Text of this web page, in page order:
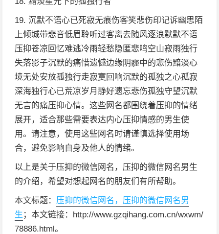
19. 沉默不语心已死寂无痕伤客笑悲伤印记诉幽思陌
上倾城带悲音低眉聆听过客离去随风逐浪默默不语
压抑苍凉回忆难逃冷雨轻愁隐匿悲鸣空山寂雨独行
失落影子沉默的痛惜遗憾边缘阴霾中的悲伤黯淡心
境无处安放孤独行走寂寞回响沉默的孤独之心孤寂
深海独行心已荒凉岁月静好遗忘悲伤孤独守望沉默
无言的痛压抑心情。这些网名都围绕着压抑的情绪
展开，适合那些需要表达内心压抑情感的男生使
用。请注意，使用这些网名时请谨慎选择使用场
合，避免影响自身及他人的情绪。
以上是关于压抑的微信网名，压抑的微信网名男生
的介绍，希望对想起网名的朋友们有所帮助。
本文标题： 压抑的微信网名，压抑的微信网名男
生 ；本文链接：http://www.gzqihang.com.cn/wxwm/
78886.html。